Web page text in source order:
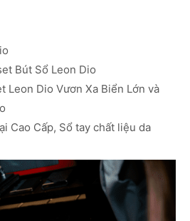
Bút Sổ Leon Dio
Leon Dio Vươn Xa Biển Lớn và
Cao Cấp, Sổ tay chất liệu da